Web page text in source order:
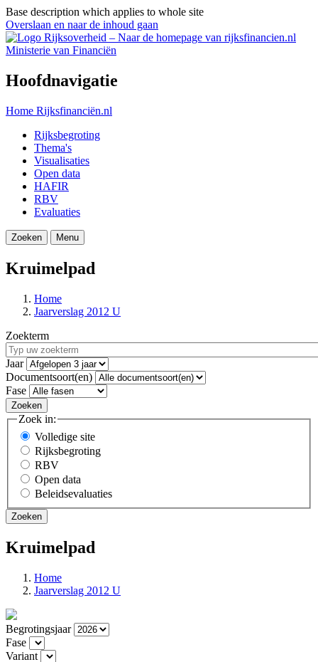
Base description which applies to whole site
Overslaan en naar de inhoud gaan
Ministerie van Financiën
Hoofdnavigatie
Home Rijksfinanciën.nl
Rijksbegroting
Thema's
Visualisaties
Open data
HAFIR
RBV
Evaluaties
Zoeken Menu
Kruimelpad
Home
Jaarverslag 2012 U
Zoekterm
Jaar
Documentsoort(en)
Fase
Zoek in:
Volledige site
Rijksbegroting
RBV
Open data
Beleidsevaluaties
Kruimelpad
Home
Jaarverslag 2012 U
Begrotingsjaar
Fase
Variant